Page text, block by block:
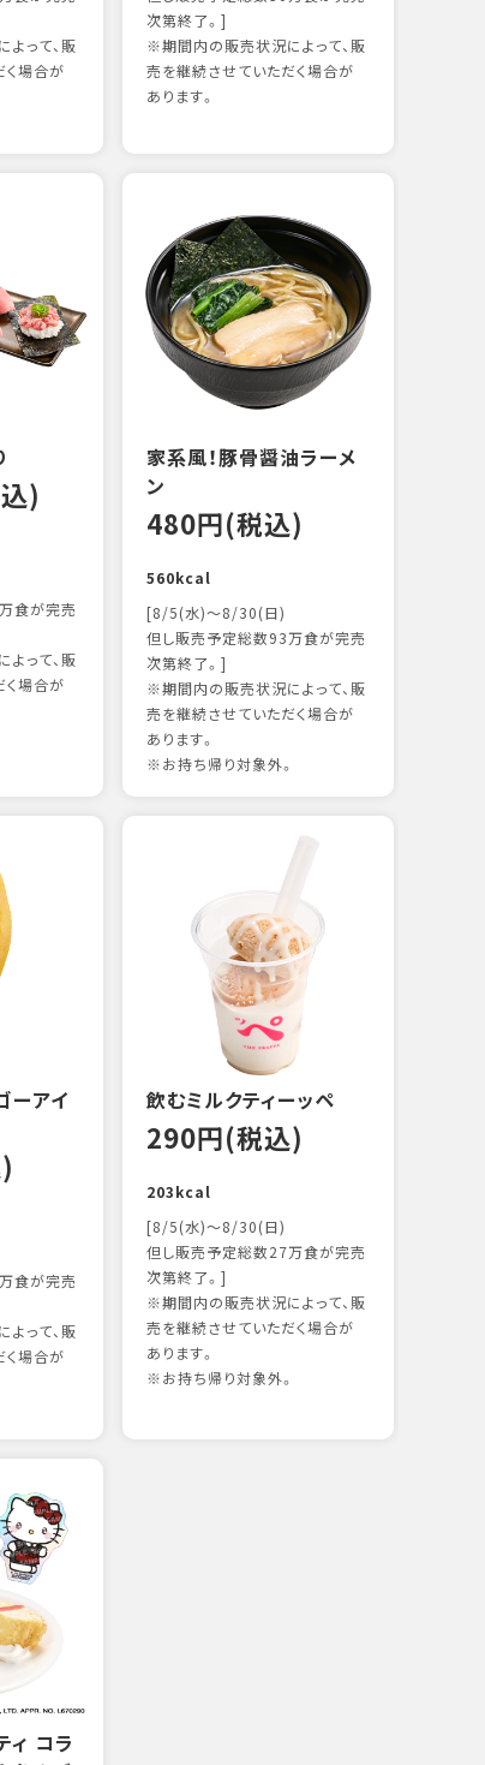
って、販
く場合が
次第終了。]
※期間内の販売状況によって、販
売を継続させていただく場合が
あります。
)
食が完売
って、販
く場合が
家系風！豚骨醤油ラーメ
ン
480円(税込)
560kcal
[8/5(水)～8/30(日)
但し販売予定総数93万食が完売
次第終了。]
※期間内の販売状況によって、販
売を継続させていただく場合が
あります。
※お持ち帰り対象外。
ーアイ
食が完売
って、販
く場合が
飲むミルクティーッペ
290円(税込)
203kcal
[8/5(水)～8/30(日)
但し販売予定総数27万食が完売
次第終了。]
※期間内の販売状況によって、販
売を継続させていただく場合が
あります。
※お持ち帰り対象外。
ィ コラ